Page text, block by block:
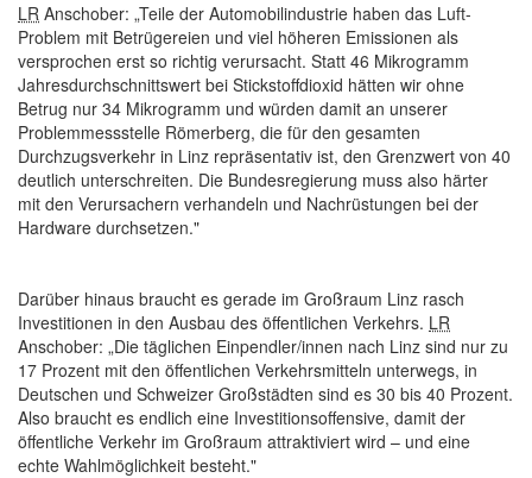
LR Anschober: „Teile der Automobilindustrie haben das Luft-
Problem mit Betrügereien und viel höheren Emissionen als
versprochen erst so richtig verursacht. Statt 46 Mikrogramm
Jahresdurchschnittswert bei Stickstoffdioxid hätten wir ohne
Betrug nur 34 Mikrogramm und würden damit an unserer
Problemmessstelle Römerberg, die für den gesamten
Durchzugsverkehr in Linz repräsentativ ist, den Grenzwert von 40
deutlich unterschreiten. Die Bundesregierung muss also härter
mit den Verursachern verhandeln und Nachrüstungen bei der
Hardware durchsetzen."
Darüber hinaus braucht es gerade im Großraum Linz rasch
Investitionen in den Ausbau des öffentlichen Verkehrs. LR
Anschober: „Die täglichen Einpendler/innen nach Linz sind nur zu
17 Prozent mit den öffentlichen Verkehrsmitteln unterwegs, in
Deutschen und Schweizer Großstädten sind es 30 bis 40 Prozent.
Also braucht es endlich eine Investitionsoffensive, damit der
öffentliche Verkehr im Großraum attraktiviert wird – und eine
echte Wahlmöglichkeit besteht."